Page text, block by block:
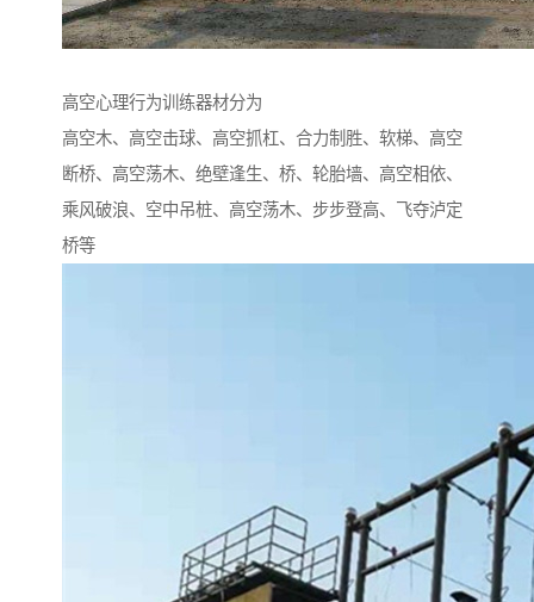
高空心理行为训练器材分为
高空木、高空击球、高空抓杠、合力制胜、软梯、高空
断桥、高空荡木、绝壁逢生、桥、轮胎墙、高空相依、
乘风破浪、空中吊桩、高空荡木、步步登高、飞夺泸定
桥等